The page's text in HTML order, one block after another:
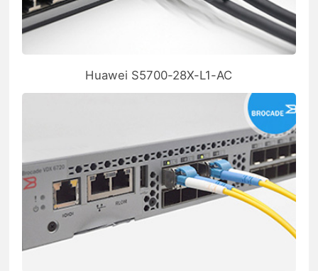
Huawei S5700-28X-L1-AC